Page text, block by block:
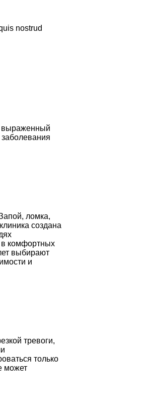
nostrud
выраженный
ломка,
создана
в комфортных
выбирают
и
тревоги,
только
может